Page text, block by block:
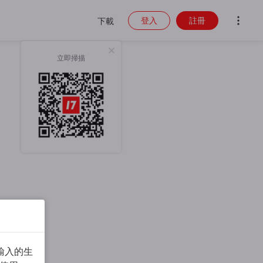
下載
立即掃描
登入 註冊
入的生